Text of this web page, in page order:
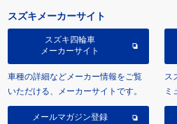
スズキメーカーサイト
スズキ四輪車
メーカーサイト
車種の詳細などメーカー情報をご覧
いただける、メーカーサイトです。
ス
ミ
メールマガジン登録